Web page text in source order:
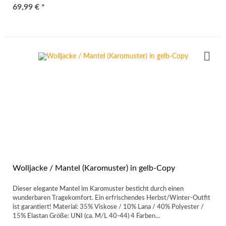
69,99 € *
Wolljacke / Mantel (Karomuster) in gelb-Copy
Dieser elegante Mantel im Karomuster besticht durch einen
wunderbaren Tragekomfort. Ein erfrischendes Herbst/Winter-Outfit
ist garantiert! Material: 35% Viskose / 10% Lana / 40% Polyester /
15% Elastan Größe: UNI (ca. M/L 40-44) 4 Farben...